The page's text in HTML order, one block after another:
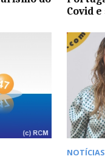
Covid
NOTÍCIAS